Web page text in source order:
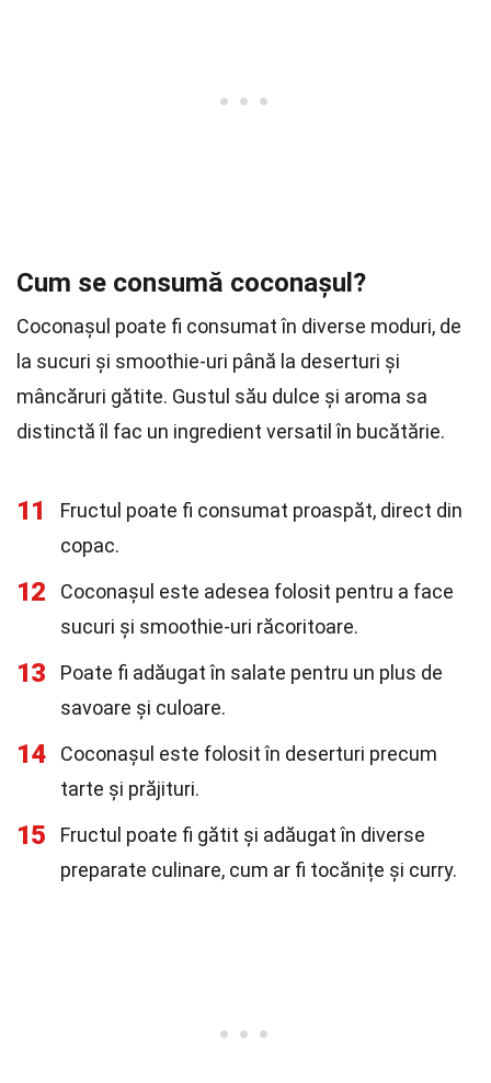
Cum se consumă coconașul?
Coconașul poate fi consumat în diverse moduri, de
la sucuri și smoothie-uri până la deserturi și
mâncăruri gătite. Gustul său dulce și aroma sa
distinctă îl fac un ingredient versatil în bucătărie.
11
Fructul poate fi consumat proaspăt, direct din
copac.
12
Coconașul este adesea folosit pentru a face
sucuri și smoothie-uri răcoritoare.
13
Poate fi adăugat în salate pentru un plus de
savoare și culoare.
14
Coconașul este folosit în deserturi precum
tarte și prăjituri.
15
Fructul poate fi gătit și adăugat în diverse
preparate culinare, cum ar fi tocănițe și curry.